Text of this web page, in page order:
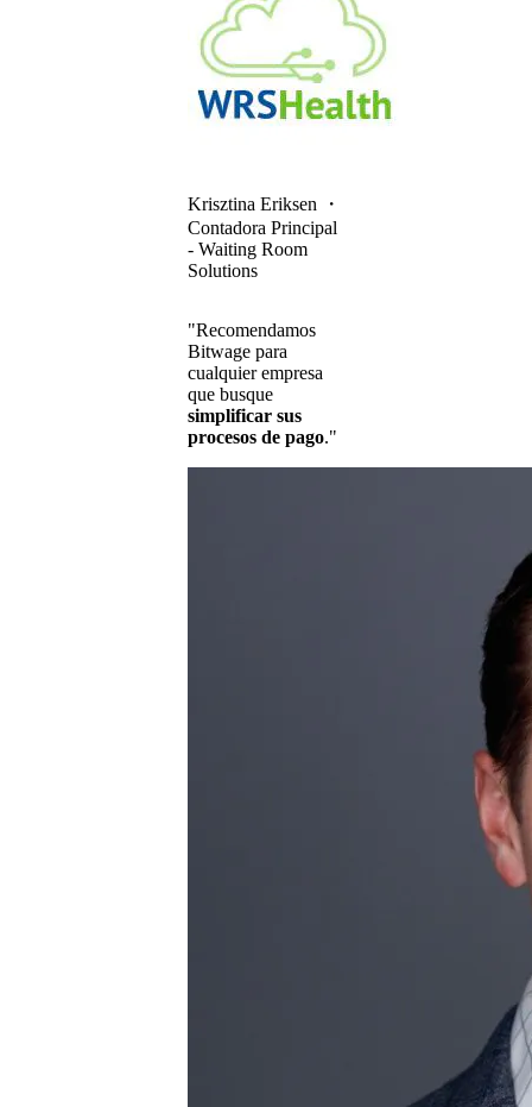
Krisztina Eriksen ・
Contadora Principal
- Waiting Room
Solutions
"Recomendamos
Bitwage para
cualquier empresa
que busque
simplificar sus
procesos de pago."